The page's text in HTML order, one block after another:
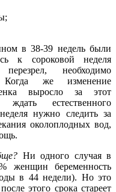
в 38-39 недель были
к сороковой неделя
необходимо
Когда же изменение
выросло за этот
естественного
нужно следить за
околоплодных вод,
Ни одного случая в
женщин беременность
в 44 недели). Но это
этого срока стареет